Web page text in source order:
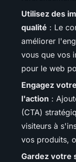
Utilisez des
qualité : Le
améliorer
vous que vos
pour le web
Engagez
l'action :
(CTA)
visiteurs à
vos produits,
Gardez votre